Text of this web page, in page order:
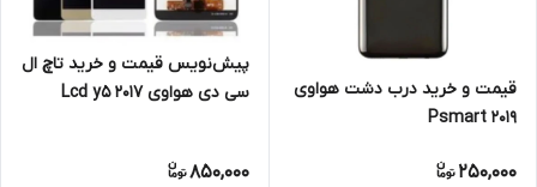
قیمت و خرید درب دشت هواوی
Psmart 2019
250,000
پیش‌نویس قیمت و خرید تاچ ال
سی دی هواوی Lcd y5 2017
850,000